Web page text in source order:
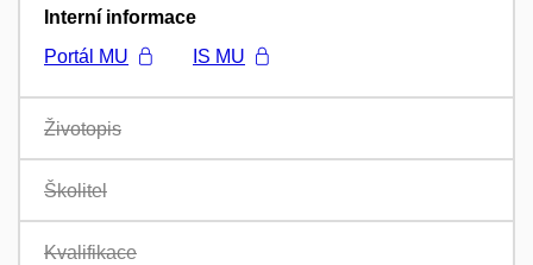
Interní informace
Portál MU
IS MU
Životopis
Školitel
Kvalifikace